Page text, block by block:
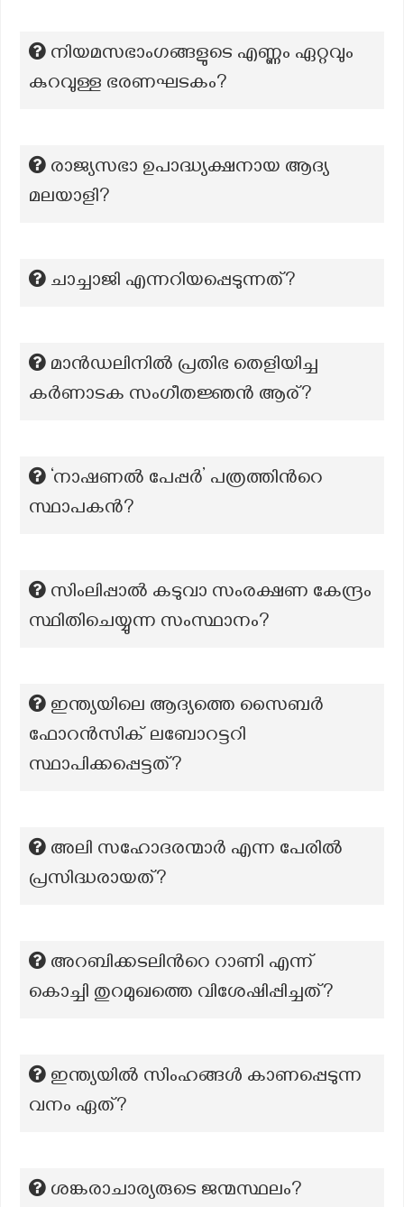
നിയമസഭാംഗങ്ങളുടെ എണ്ണം ഏറ്റവും
കുറവുള്ള ഭരണഘടകം?
രാജ്യസഭാ ഉപാദ്ധ്യക്ഷനായ ആദ്യ
മലയാളി?
ചാച്ചാജി എന്നറിയപ്പെടുന്നത്?
മാൻഡലിനിൽ പ്രതിഭ തെളിയിച്ച
കർണാടക സംഗീതജ്ഞൻ ആര്?
‘നാഷണൽ പേപ്പർ’ പത്രത്തിന്‍റെ
സ്ഥാപകന്‍?
സിംലിപ്പാൽ കടുവാ സംരക്ഷണ കേന്ദ്രം
സ്ഥിതിചെയ്യുന്ന സംസ്ഥാനം?
ഇന്ത്യയിലെ ആദ്യത്തെ സൈബർ
ഫോറൻസിക് ലബോറട്ടറി
സ്ഥാപിക്കപ്പെട്ടത്?
അലി സഹോദരന്മാർ എന്ന പേരിൽ
പ്രസിദ്ധരായത്?
അറബിക്കടലിന്‍റെ റാണി എന്ന്
കൊച്ചി തുറമുഖത്തെ വിശേഷിപ്പിച്ചത്?
ഇന്ത്യയിൽ സിംഹങ്ങൾ കാണപ്പെടുന്ന
വനം ഏത്?
ശങ്കരാചാര്യരുടെ ജന്മസ്ഥലം?